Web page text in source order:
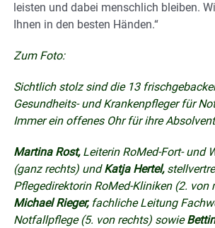
leisten und dabei menschlich bleiben.
Ihnen in den besten Händen.“
Zum Foto:
Sichtlich stolz sind die 13
Gesundheits- und Krankenpfleger für
Immer ein offenes Ohr für ihre
Martina Rost,Leiterin RoMed-Fort- und
(ganz rechts) undKatja Hertel,
Pflegedirektorin RoMed-Kliniken (2. von
Michael Rieger,fachliche Leitung
Notfallpflege (5. von rechts) sowie